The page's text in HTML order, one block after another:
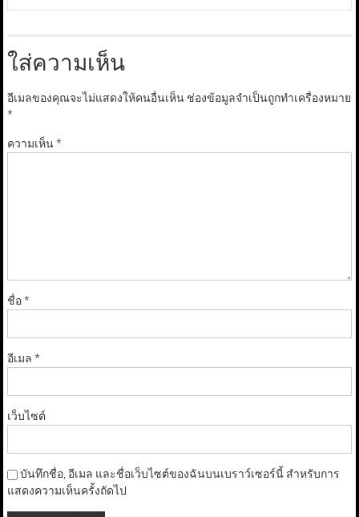
ใส่ความเห็น
อีเมลของคุณจะไม่แสดงให้คนอื่นเห็น ช่องข้อมูลจำเป็นถูกทำเครื่องหมาย
*
ความเห็น*
ชื่อ*
อีเมล *
เว็บไซต์
บันทึกชื่อ, อีเมล และชื่อเว็บไซต์ของฉันบนเบราว์เซอร์นี้ สำหรับการ
แสดงความเห็นครั้งถัดไป